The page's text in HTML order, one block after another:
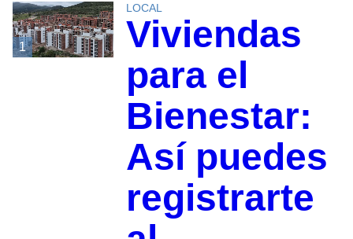
1
LOCAL
Viviendas
para el
Bienestar:
Así puedes
registrarte